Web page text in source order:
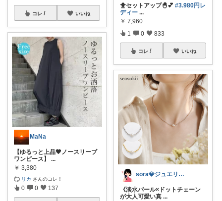
コレ いいね
MaNa
【ゆるっと上品🖤ノースリーブ
ワンピース】 ...
￥ 3,380
リカ さんのコレ！
0 0 137
🐥セットアップ🐣💕 #3.980円レ
ディー ...
￥ 7,960
1 0 833
コレ いいね
sora💎ジュエリールーム
《淡水パール×ドットチェーン
が大人可愛い真 ...